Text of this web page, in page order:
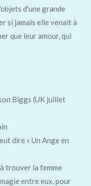
d'une grande
si jamais elle venait à
que leur amour, qui
Biggs (UK juillet
dire « Un Ange en
à trouver la femme
entre eux, pour